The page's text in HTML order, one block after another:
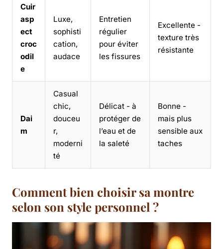
Cuir
asp
ect
croc
odil
e
Luxe,
sophisti
cation,
audace
Entretien
régulier
pour éviter
les fissures
Excellente -
texture très
résistante
Dai
m
Casual
chic,
douceu
r,
moderni
té
Délicat - à
protéger de
l’eau et de
la saleté
Bonne -
mais plus
sensible aux
taches
Comment bien choisir sa montre
selon son style personnel ?